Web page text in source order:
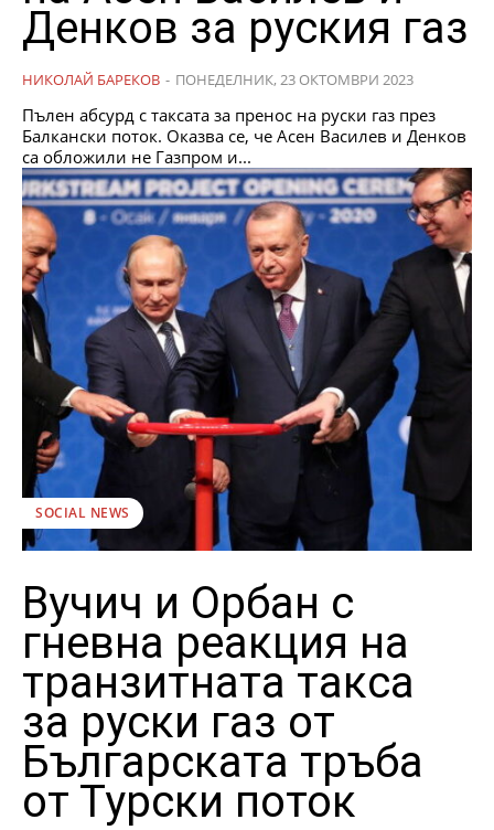
Денков за руския газ
НИКОЛАЙ БАРЕКОВ - ПОНЕДЕЛНИК, 23 ОКТОМВРИ 2023
Пълен абсурд с таксата за пренос на руски газ през
Балкански поток. Оказва се, че Асен Василев и Денков
са обложили не Газпром и...
SOCIAL NEWS
Вучич и Орбан с
гневна реакция на
транзитната такса
за руски газ от
Българската тръба
от Турски поток